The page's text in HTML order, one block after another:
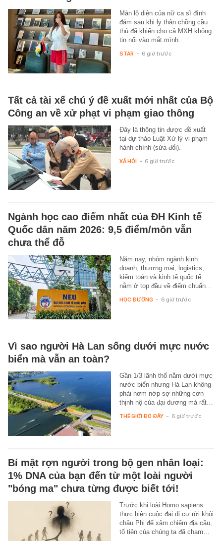
Màn lộ diện của nữ ca sĩ đình
đám sau khi ly thân chồng cầu
thủ đã khiến cho cả MXH không
tin nổi vào mắt mình.
STAR - 6 giờ trước
Tất cả tài xế chú ý đề xuất mới nhất của Bộ
Công an về xử phạt vi phạm giao thông
Đây là thông tin được đề xuất
tại dự thảo Luật Xử lý vi phạm
hành chính (sửa đổi).
XÃ HỘI - 6 giờ trước
Ngành học cao điểm nhất của ĐH Kinh tế
Quốc dân năm 2026: 9,5 điểm/môn vẫn
chưa thể đỗ
Năm nay, nhóm ngành kinh
doanh, thương mại, logistics,
kiểm toán và kinh tế quốc tế
nằm ở top đầu về điểm chuẩn…
HỌC ĐƯỜNG - 6 giờ trước
Vì sao người Hà Lan sống dưới mực nước
biển mà vẫn an toàn?
Gần 1/3 lãnh thổ nằm dưới mực
nước biển nhưng Hà Lan không
phải nơm nớp sợ những cơn
thịnh nộ của đại dương mà rất…
THẾ GIỚI ĐÓ ĐÂY - 6 giờ trước
Bí mật rợn người trong bộ gen nhân loại:
1% DNA của bạn đến từ một loài người
"bóng ma" chưa từng được biết tới!
Trước khi loài Homo sapiens
thực hiện cuộc đại di cư rời khỏi
châu Phi để xâm chiếm địa cầu,
tổ tiên của chúng ta đã chạm…